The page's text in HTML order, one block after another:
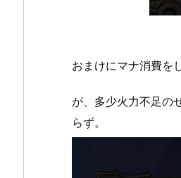
おまけにマナ消費を
が、多少火力不足の
らず。